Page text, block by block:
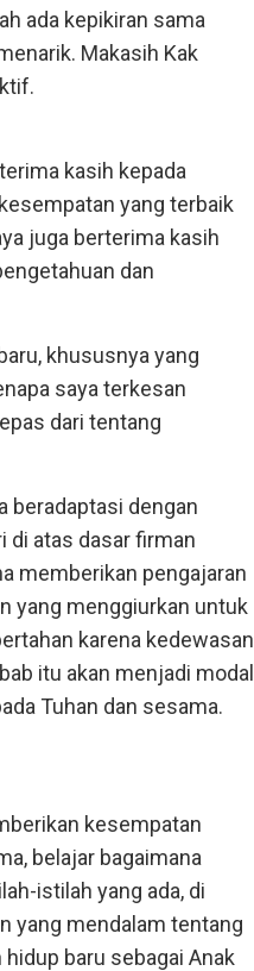
ada kepikiran sama
Makasih Kak
kasih kepada
yang terbaik
juga berterima kasih
dan
khususnya yang
saya terkesan
dari tentang
beradaptasi dengan
di atas dasar firman
memberikan pengajaran
yang menggiurkan untuk
karena kedewasan
itu akan menjadi modal
Tuhan dan sesama.
kesempatan
belajar bagaimana
istilah yang ada, di
yang mendalam tentang
baru sebagai Anak